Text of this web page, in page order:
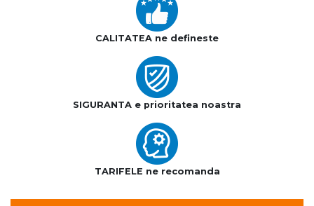
CALITATEA ne defineste
SIGURANTA e prioritatea noastra
TARIFELE ne recomanda